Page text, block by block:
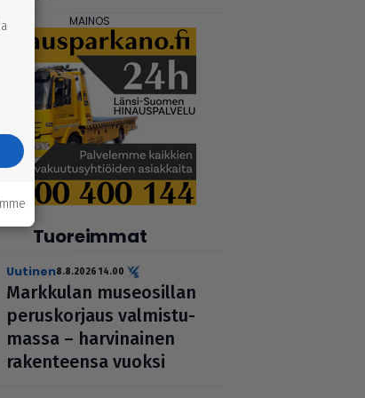
Tuoreimmat
uutinen8.8.2026 14.00
Markkulan muse­o­sil­lan
perus­kor­jaus val­mis­tu­
massa – har­vi­nai­nen
raken­teensa vuoksi